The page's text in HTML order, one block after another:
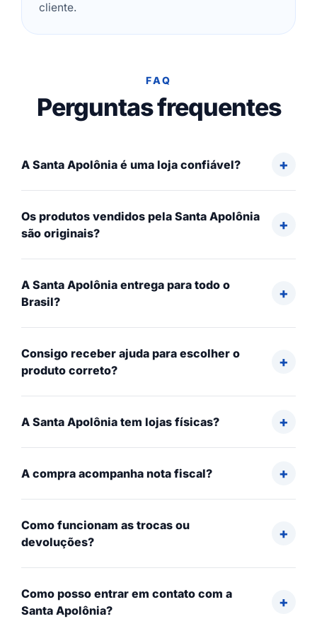
cliente.
FAQ
Perguntas frequentes
A Santa Apolônia é uma loja confiável?
Os produtos vendidos pela Santa Apolônia
são originais?
A Santa Apolônia entrega para todo o
Brasil?
Consigo receber ajuda para escolher o
produto correto?
A Santa Apolônia tem lojas físicas?
A compra acompanha nota fiscal?
Como funcionam as trocas ou
devoluções?
Como posso entrar em contato com a
Santa Apolônia?